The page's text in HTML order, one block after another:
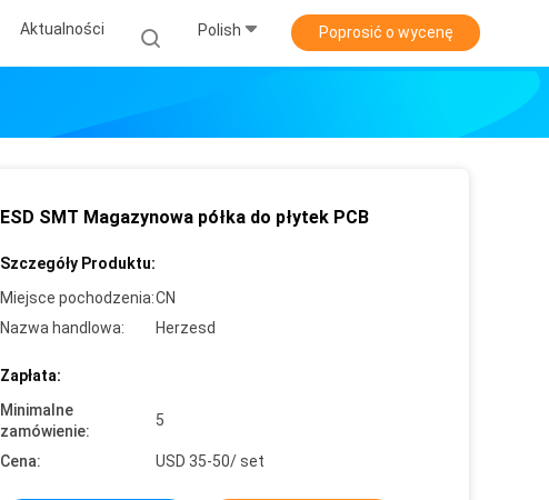
Aktualności Polish Poprosić o wycenę
ESD SMT Magazynowa półka do płytek PCB
Szczegóły Produktu:
Miejsce pochodzenia:CN
Nazwa handlowa:
Herzesd
Zapłata:
Minimalne
zamówienie:
5
Cena: USD 35-50/ set